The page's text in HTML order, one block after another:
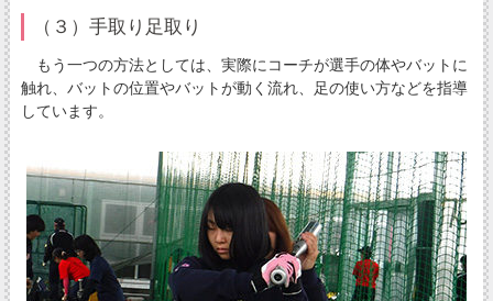
（３）手取り足取り
もう一つの方法としては、実際にコーチが選手の体やバットに
触れ、バットの位置やバットが動く流れ、足の使い方などを指導
しています。